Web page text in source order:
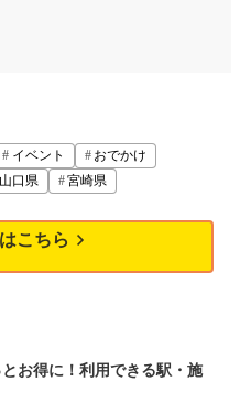
イベント
おでかけ
山口県 宮崎県
こちら
お得に！利用できる駅・施